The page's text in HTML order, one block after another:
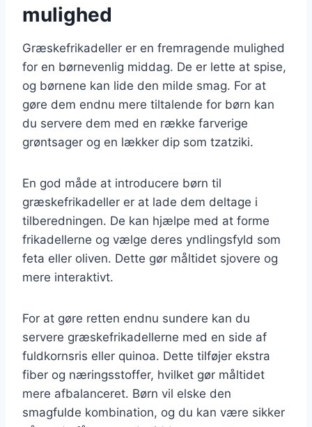
mulighed
Græskefrikadeller er en fremragende mulighed
for en børnevenlig middag. De er lette at spise,
og børnene kan lide den milde smag. For at
gøre dem endnu mere tiltalende for børn kan
du servere dem med en række farverige
grøntsager og en lækker dip som tzatziki.
En god måde at introducere børn til
græskefrikadeller er at lade dem deltage i
tilberedningen. De kan hjælpe med at forme
frikadellerne og vælge deres yndlingsfyld som
feta eller oliven. Dette gør måltidet sjovere og
mere interaktivt.
For at gøre retten endnu sundere kan du
servere græskefrikadellerne med en side af
fuldkornsris eller quinoa. Dette tilføjer ekstra
fiber og næringsstoffer, hvilket gør måltidet
mere afbalanceret. Børn vil elske den
smagfulde kombination, og du kan være sikker